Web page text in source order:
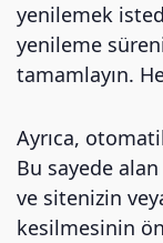
yenilemek
yenileme
tamamlayın.
Ayrıca,
Bu sayede
ve sitenizin
kesilmesinin